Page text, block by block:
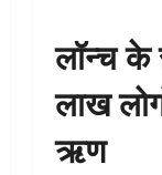
लॉन्च के
लाख
ऋण